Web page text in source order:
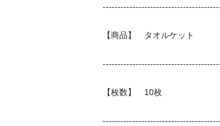
【商品】　タオルケット
【枚数】　10枚